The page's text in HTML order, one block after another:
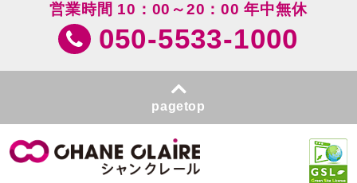
営業時間 10：00～20：00 年中無休
050-5533-1000
pagetop